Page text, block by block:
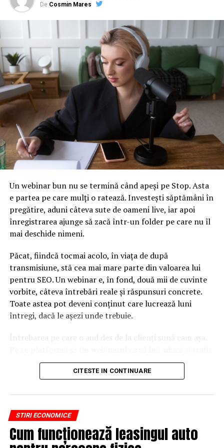
NU RATATI
De neimaginat! Câți bani au fost cheltuiți pe Catedrala
Neamului
De Cosmin Mares
Un webinar bun nu se termină când apeși pe Stop. Asta
e partea pe care mulți o ratează. Investești săptămâni în
pregătire, aduni câteva sute de oameni live, iar apoi
înregistrarea ajunge să zacă într-un folder pe care nu îl
mai deschide nimeni.
Păcat, fiindcă tocmai acolo, în viața de după
transmisiune, stă cea mai mare parte din valoarea lui
pentru SEO. Un webinar e, în fond, două mii de cuvinte
vorbite, câteva întrebări reale și răspunsuri concrete.
Toate astea pot deveni conținut care lucrează luni
întregi, dacă le așezi unde trebuie.
Întrebarea pe care o aud des de la clienți sună cam așa.
din Google, nu doar lead-uri pe moment? Răspunsul
scurt e că platforma contează, dar nu în felul în care
Nu cel mai tare software câștigă, ci acela care îți lasă
conținutul liber, indexabil și ușor de reutilizat. Hai să o
luăm pe îndelete, fiindcă diferențele dintre opțiuni sunt
mai subtile decât par la prima vedere.
CITESTE IN CONTINUARE
STIRI ECONOMICE
Cum funcționează leasingul auto